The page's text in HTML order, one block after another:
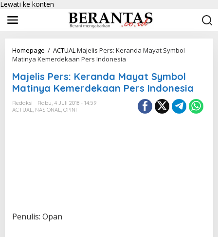
Lewati ke konten
Homepage / ACTUALMajelis Pers: Keranda Mayat Symbol
Matinya Kemerdekaan Pers Indonesia
Majelis Pers: Keranda Mayat Symbol
Matinya Kemerdekaan Pers Indonesia
Redaksi
Rabu, 4 Juli 2018 - 14:59
ACTUAL, NASIONAL, OPINI
Penulis: Opan